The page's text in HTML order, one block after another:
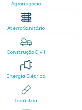
Agronegócio
Aterro Sanitário
Construção Civil
Energia Elétrica
Indústria